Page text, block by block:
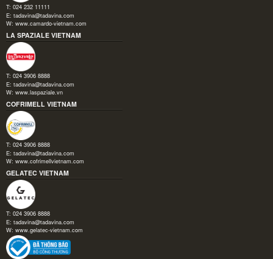
T: 024 232 11111
E: tadavina@tadavina.com
W: www.camardo-vietnam.com
LA SPAZIALE VIETNAM
T: 024 3906 8888
E: tadavina@tadavina.com
W: www.laspaziale.vn
COFRIMELL VIETNAM
T: 024 3906 8888
E: tadavina@tadavina.com
W: www.cofrimellvietnam.com
GELATEC VIETNAM
T: 024 3906 8888
E: tadavina@tadavina.com
W: www.gelatec-vietnam.com